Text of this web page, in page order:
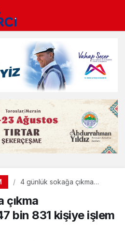
4 günlük sokağa çıkma
kişiye işlem yapıldı
çıkma
bin 831 kişiye işlem